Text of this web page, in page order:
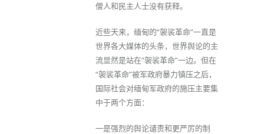
僧人和民主人士没有获释。
近些天来，缅甸的“袈裟革命”一直是
世界各大媒体的头条，世界舆论的主
流显然是站在“袈裟革命”一边。但在
“袈裟革命”被军政府暴力镇压之后，
国际社会对缅甸军政府的施压主要集
中于两个方面：
一是强烈的舆论谴责和更严厉的制